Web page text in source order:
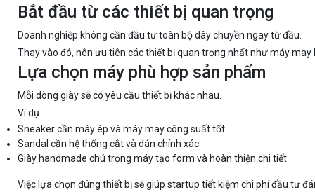
Bắt đầu từ các thiết bị quan trọng
Doanh nghiệp không cần đầu tư toàn bộ dây chuyền ngay từ đầu.
Thay vào đó, nên ưu tiên các thiết bị quan trọng nhất như máy
Lựa chọn máy phù hợp sản phẩm
Mỗi dòng giày sẽ có yêu cầu thiết bị khác nhau.
Ví dụ:
Sneaker cần máy ép và máy may công suất tốt
Sandal cần hệ thống cắt và dán chính xác
Giày handmade chú trọng máy tạo form và hoàn thiện chi tiết
Việc lựa chọn đúng thiết bị sẽ giúp startup tiết kiệm chi phí đầu tư